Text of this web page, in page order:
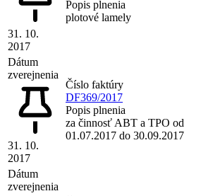
31. 10.
2017
Popis plnenia
plotové lamely
Dátum
zverejnenia
31. 10.
2017
Číslo faktúry
DF369/2017
Popis plnenia
za činnosť ABT a TPO od
01.07.2017 do 30.09.2017
Dátum
zverejnenia